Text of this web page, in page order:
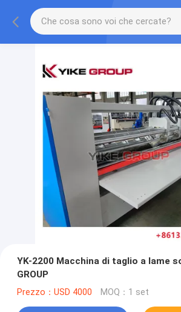
YK-2200 Macchina di taglio a lame
GROUP
Prezzo：USD 4000 MOQ：1 set